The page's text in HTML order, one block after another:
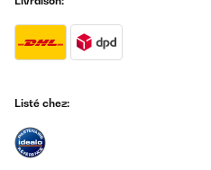
Traduire
Listé chez: